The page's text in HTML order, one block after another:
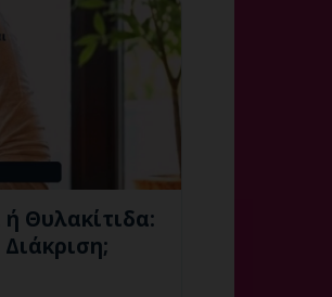
Θυλακίτιδα: